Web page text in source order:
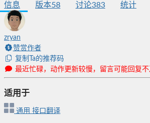
信息 版本58 讨论383 统计
zryan
赞赏作者
复制Ta的推荐码
最近忙碌，动作更新较慢，留言可能回复
适用于
通用 接口翻译